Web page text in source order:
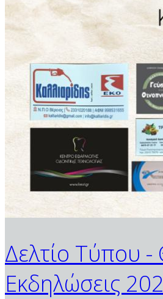
Δελτίο Τύπου -
Εκδηλώσεις